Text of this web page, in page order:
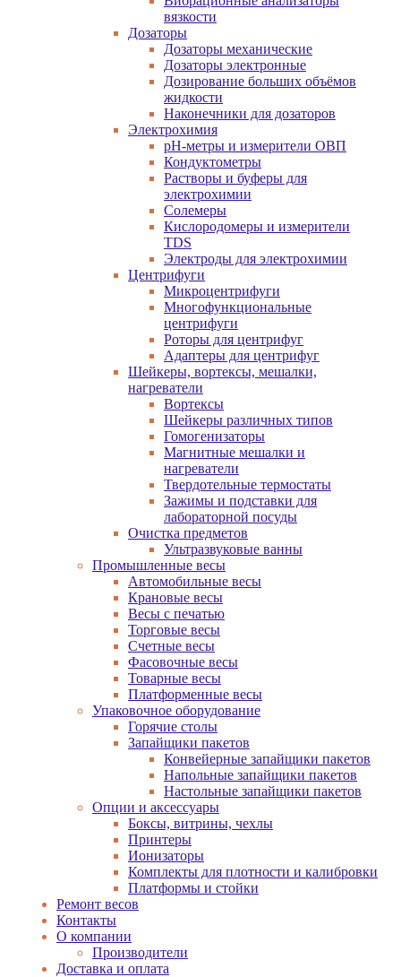
вязкости
Дозаторы
Дозаторы механические
Дозаторы электронные
Дозирование больших объёмов
жидкости
Наконечники для дозаторов
Электрохимия
pH-метры и измерители ОВП
Кондуктометры
Растворы и буферы для
электрохимии
Солемеры
Кислородомеры и измерители
TDS
Электроды для электрохимии
Центрифуги
Микроцентрифуги
Многофункциональные
центрифуги
Роторы для центрифуг
Адаптеры для центрифуг
Шейкеры, вортексы, мешалки,
нагреватели
Вортексы
Шейкеры различных типов
Гомогенизаторы
Магнитные мешалки и
нагреватели
Твердотельные термостаты
Зажимы и подставки для
лабораторной посуды
Очистка предметов
Ультразвуковые ванны
Промышленные весы
Автомобильные весы
Крановые весы
Весы с печатью
Торговые весы
Счетные весы
Фасовочные весы
Товарные весы
Платформенные весы
Упаковочное оборудование
Горячие столы
Запайщики пакетов
Конвейерные запайщики пакетов
Напольные запайщики пакетов
Настольные запайщики пакетов
Опции и аксессуары
Боксы, витрины, чехлы
Принтеры
Ионизаторы
Комплекты для плотности и калибровки
Платформы и стойки
Ремонт весов
Контакты
О компании
Производители
Доставка и оплата